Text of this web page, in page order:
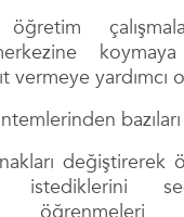
öğretim
vermeye yardımcı
değiştirerek
istediklerini
öğrenmeleri